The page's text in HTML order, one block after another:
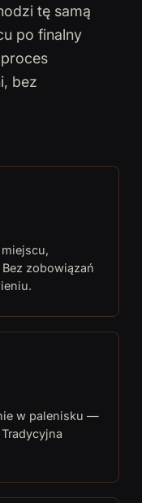
tę samą
po finalny
bez
zobowiązań
w palenisku —